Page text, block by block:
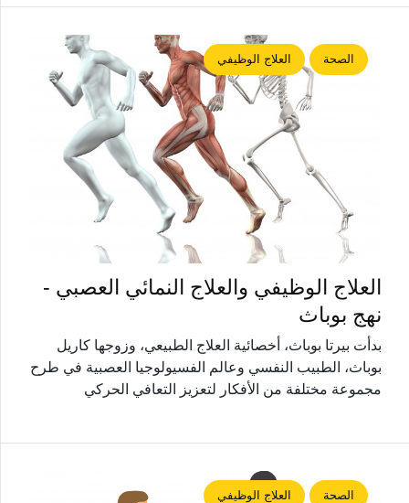
الصحة العلاج الوظيفي
العلاج الوظيفي والعلاج النمائي العصبي -
نهج بوباث
بدأت بيرتا بوباث، أخصائية العلاج الطبيعي، وزوجها كاريل
بوباث، الطبيب النفسي وعالم الفسيولوجيا العصبية في طرح
مجموعة مختلفة من الأفكار لتعزيز التعافي الحركي
الصحة العلاج الوظيفي